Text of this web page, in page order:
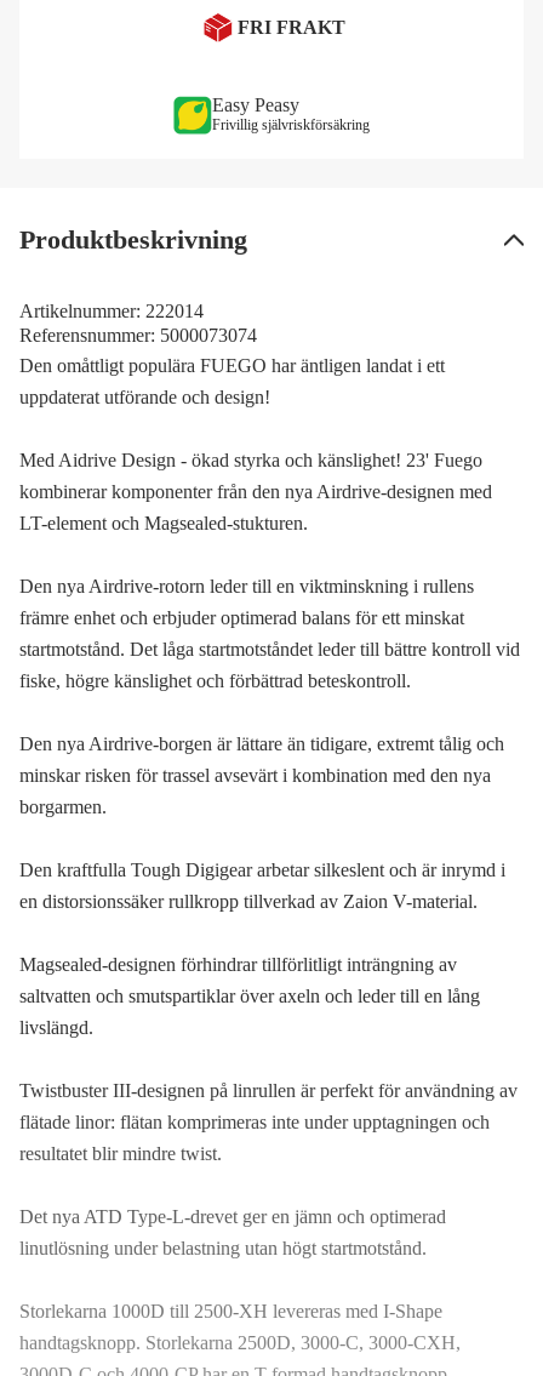
1 835 kr
FRI FRAKT
Easy Peasy
Frivillig självriskförsäkring
Produktbeskrivning
Artikelnummer: 222014
Referensnummer: 5000073074
Den omåttligt populära FUEGO har äntligen landat i ett
uppdaterat utförande och design!
Med Aidrive Design - ökad styrka och känslighet! 23' Fuego
kombinerar komponenter från den nya Airdrive-designen med
LT-element och Magsealed-stukturen.
Den nya Airdrive-rotorn leder till en viktminskning i rullens
främre enhet och erbjuder optimerad balans för ett minskat
startmotstånd. Det låga startmotståndet leder till bättre kontroll vid
fiske, högre känslighet och förbättrad beteskontroll.
Den nya Airdrive-borgen är lättare än tidigare, extremt tålig och
minskar risken för trassel avsevärt i kombination med den nya
borgarmen.
Den kraftfulla Tough Digigear arbetar silkeslent och är inrymd i
en distorsionssäker rullkropp tillverkad av Zaion V-material.
Magsealed-designen förhindrar tillförlitligt inträngning av
saltvatten och smutspartiklar över axeln och leder till en lång
livslängd.
Twistbuster III-designen på linrullen är perfekt för användning av
flätade linor: flätan komprimeras inte under upptagningen och
resultatet blir mindre twist.
Det nya ATD Type-L-drevet ger en jämn och optimerad
linutlösning under belastning utan högt startmotstånd.
Storlekarna 1000D till 2500-XH levereras med I-Shape
handtagsknopp. Storlekarna 2500D, 3000-C, 3000-CXH,